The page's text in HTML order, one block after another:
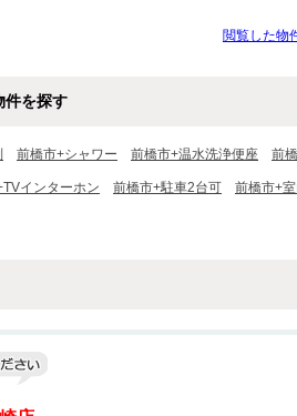
閲覧した物
件を探す
前橋市+シャワー 前橋市+温水洗浄便座 前
インターホン 前橋市+駐車2台可 前橋市+